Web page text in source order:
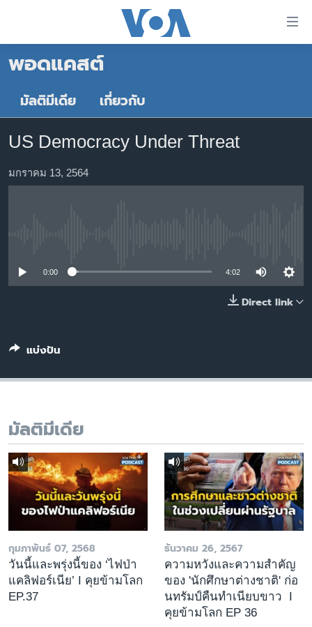
ต่อ
เนื้อหา
ข้าม
หน้า
การ
ค้นหา
หน้าหลัก
โลก
เอเชีย
สหรัฐฯ
ไทย
ไลฟ์สไตล์
พอดคาสต์
เลือกภาษา
พอดแคสต์
มัลติมีเดีย เกี่ยวกับ
US Democracy Under Threat
มกราคม 13, 2564
0:00 4:02
Direct link
แบ่งปัน
มัลติมีเดีย
กุมภาพันธ์ 07, 2568
วันนี้และพรุ่งนี้ของ ‘ไฟป่า
แคลิฟอร์เนีย’ I คุยข้ามโลก
EP.37
ธันวาคม 26, 2567
ความหวังและความสำคัญ
ของ 'นักศึกษาต่างชาติ' ก่อ
นทรัมป์คืนทำเนียบขาว I
คุยข้ามโลก EP 36